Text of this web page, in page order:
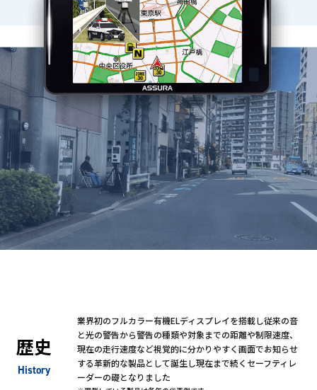
歴史
History
業界初のフルカラー有機ELディスプレイを搭載し従来の音
と光の警告から警告の種類や対象までの距離や制限速度、
現在の走行速度など視覚的に分かりやすく画面でお知らせ
する革新的な製品として誕生し現在まで続くセーフティレ
ーダーの礎となりました